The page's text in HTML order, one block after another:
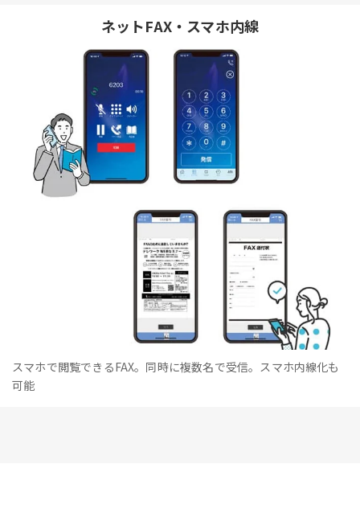
ネットFAX・スマホ内線
スマホで閲覧できるFAX。同時に複数名で受信。スマホ内線化も
可能